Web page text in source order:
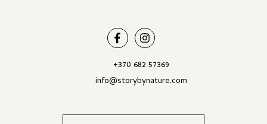
+370 682 57369
info@storybynature.com